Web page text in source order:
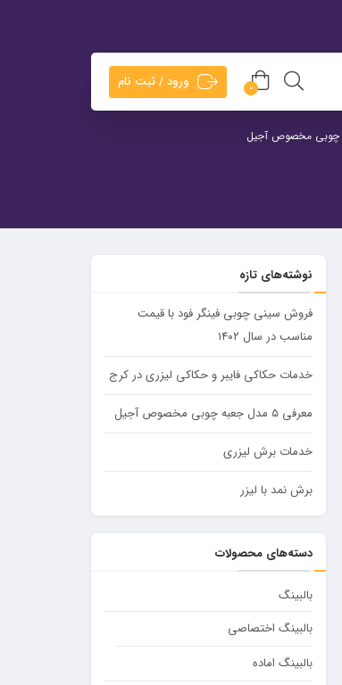
0 ورود / ثبت نام
نوشته‌های تازه
فروش سینی چوبی فینگر فود با قیمت
مناسب در سال ۱۴۰۲
خدمات حکاکی فایبر و حکاکی لیزری در کرج
معرفی ۵ مدل جعبه چوبی مخصوص آجیل
خدمات برش لیزری
برش نمد با لیزر
دسته‌های محصولات
بالبینگ
بالبینگ اختصاصی
بالبینگ اماده